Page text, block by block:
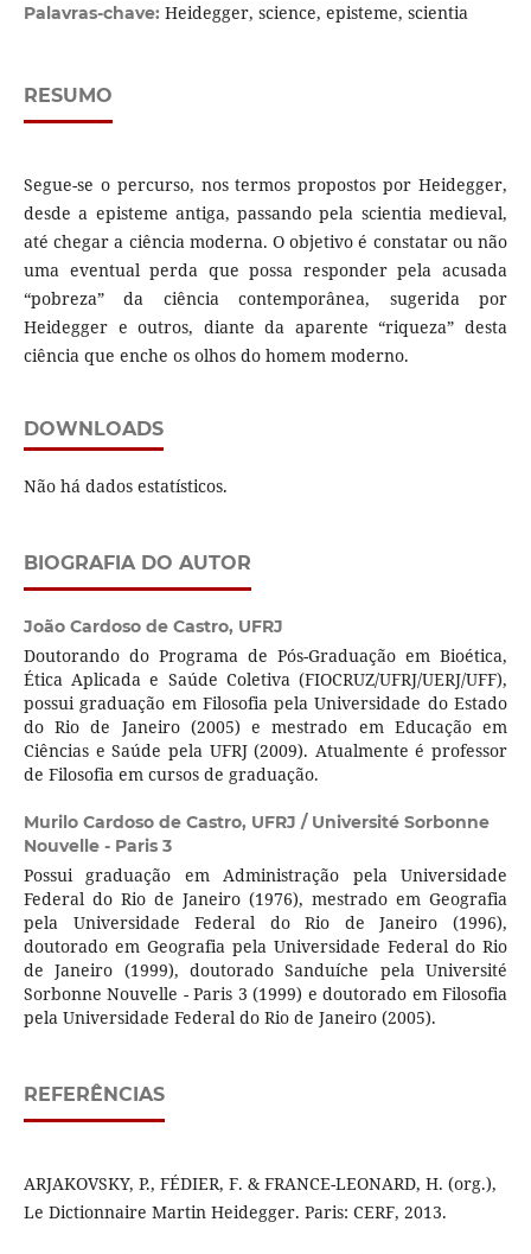
Palavras-chave: Heidegger, science, episteme, scientia
RESUMO
Segue-se o percurso, nos termos propostos por Heidegger,
desde a episteme antiga, passando pela scientia medieval,
até chegar a ciência moderna. O objetivo é constatar ou não
uma eventual perda que possa responder pela acusada
“pobreza” da ciência contemporânea, sugerida por
Heidegger e outros, diante da aparente “riqueza” desta
ciência que enche os olhos do homem moderno.
DOWNLOADS
Não há dados estatísticos.
BIOGRAFIA DO AUTOR
João Cardoso de Castro, UFRJ
Doutorando do Programa de Pós-Graduação em Bioética,
Ética Aplicada e Saúde Coletiva (FIOCRUZ/UFRJ/UERJ/UFF),
possui graduação em Filosofia pela Universidade do Estado
do Rio de Janeiro (2005) e mestrado em Educação em
Ciências e Saúde pela UFRJ (2009). Atualmente é professor
de Filosofia em cursos de graduação.
Murilo Cardoso de Castro, UFRJ / Université Sorbonne
Nouvelle - Paris 3
Possui graduação em Administração pela Universidade
Federal do Rio de Janeiro (1976), mestrado em Geografia
pela Universidade Federal do Rio de Janeiro (1996),
doutorado em Geografia pela Universidade Federal do Rio
de Janeiro (1999), doutorado Sanduíche pela Université
Sorbonne Nouvelle - Paris 3 (1999) e doutorado em Filosofia
pela Universidade Federal do Rio de Janeiro (2005).
REFERÊNCIAS
ARJAKOVSKY, P., FÉDIER, F. & FRANCE-LEONARD, H. (org.),
Le Dictionnaire Martin Heidegger. Paris: CERF, 2013.